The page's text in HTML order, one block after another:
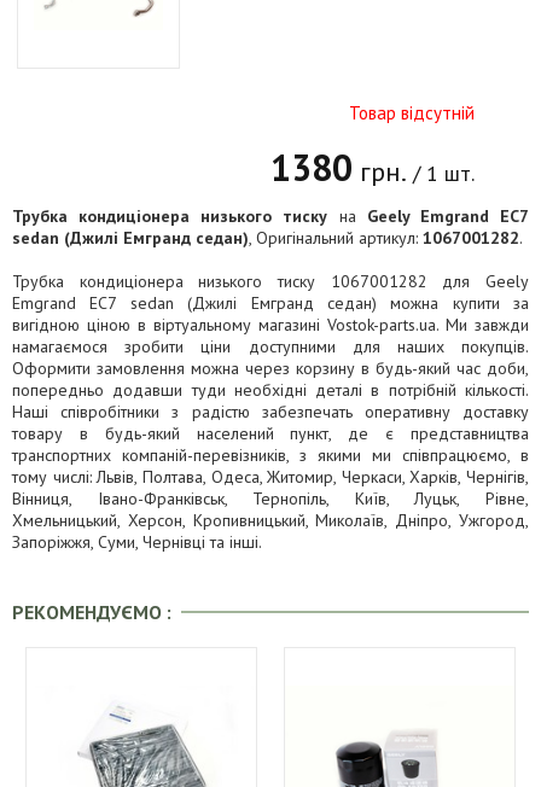
Товар відсутній
1380 грн. / 1 шт.
Трубка кондиціонера низького тиску на Geely Emgrand EC7
sedan (Джилі Емгранд седан), Оригінальний артикул: 1067001282.
Трубка кондиціонера низького тиску 1067001282 для Geely
Emgrand EC7 sedan (Джилі Емгранд седан) можна купити за
вигідною ціною в віртуальному магазині Vostok-parts.ua. Ми завжди
намагаємося зробити ціни доступними для наших покупців.
Оформити замовлення можна через корзину в будь-який час доби,
попередньо додавши туди необхідні деталі в потрібній кількості.
Наші співробітники з радістю забезпечать оперативну доставку
товару в будь-який населений пункт, де є представництва
транспортних компаній-перевізників, з якими ми співпрацюємо, в
тому числі: Львів, Полтава, Одеса, Житомир, Черкаси, Харків, Чернігів,
Вінниця, Івано-Франківськ, Тернопіль, Київ, Луцьк, Рівне,
Хмельницький, Херсон, Кропивницький, Миколаїв, Дніпро, Ужгород,
Запоріжжя, Суми, Чернівці та інші.
РЕКОМЕНДУЄМО :